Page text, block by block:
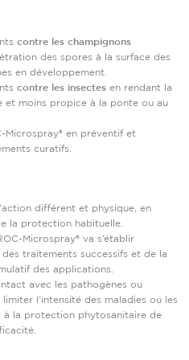
contre les champignons
des spores à la surface des
en développement.
contre les insectes en rendant la
et moins propice à la ponte ou au
Microspray® en préventif et
curatifs.
différent et physique, en
la protection habituelle.
Microspray® va s’établir
traitements successifs et de la
des applications.
avec les pathogènes ou
l’intensité des maladies ou les
à la protection phytosanitaire de